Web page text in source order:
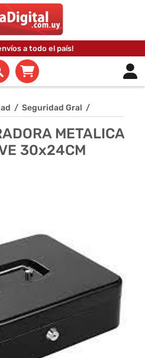
a todo el país!
/ Seguridad Gral /
METALICA
30x24CM